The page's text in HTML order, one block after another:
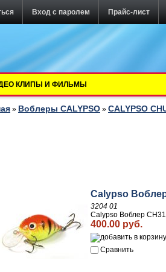
Вход с паролем Прайс-лист
КЛИПЫ И ФИЛЬМЫ
» Воблеры CALYPSO » CALYPSO
Calypso
3204 01
Calypso Воблер
400.00 руб.
Сравнить